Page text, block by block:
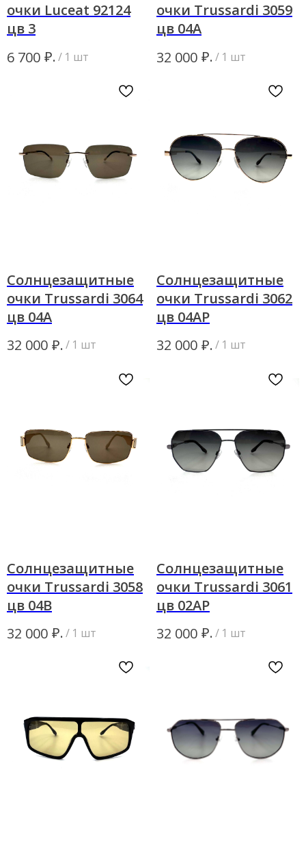
очки Luceat 92124
цв 3
6 700 ₽. / 1 шт
очки Trussardi 3059
цв 04A
32 000 ₽. / 1 шт
Солнцезащитные
очки Trussardi 3064
цв 04A
32 000 ₽. / 1 шт
Солнцезащитные
очки Trussardi 3062
цв 04АР
32 000 ₽. / 1 шт
Солнцезащитные
очки Trussardi 3058
цв 04В
32 000 ₽. / 1 шт
Солнцезащитные
очки Trussardi 3061
цв 02АР
32 000 ₽. / 1 шт